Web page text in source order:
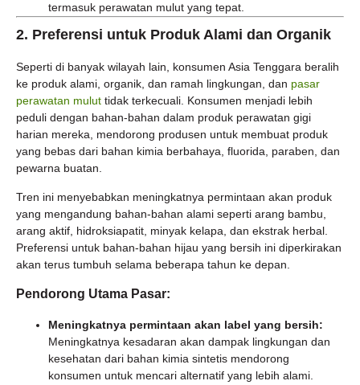
termasuk perawatan mulut yang tepat.
2. Preferensi untuk Produk Alami dan Organik
Seperti di banyak wilayah lain, konsumen Asia Tenggara beralih
ke produk alami, organik, dan ramah lingkungan, dan pasar
perawatan mulut tidak terkecuali. Konsumen menjadi lebih
peduli dengan bahan-bahan dalam produk perawatan gigi
harian mereka, mendorong produsen untuk membuat produk
yang bebas dari bahan kimia berbahaya, fluorida, paraben, dan
pewarna buatan.
Tren ini menyebabkan meningkatnya permintaan akan produk
yang mengandung bahan-bahan alami seperti arang bambu,
arang aktif, hidroksiapatit, minyak kelapa, dan ekstrak herbal.
Preferensi untuk bahan-bahan hijau yang bersih ini diperkirakan
akan terus tumbuh selama beberapa tahun ke depan.
Pendorong Utama Pasar:
Meningkatnya permintaan akan label yang bersih:
Meningkatnya kesadaran akan dampak lingkungan dan
kesehatan dari bahan kimia sintetis mendorong
konsumen untuk mencari alternatif yang lebih alami.